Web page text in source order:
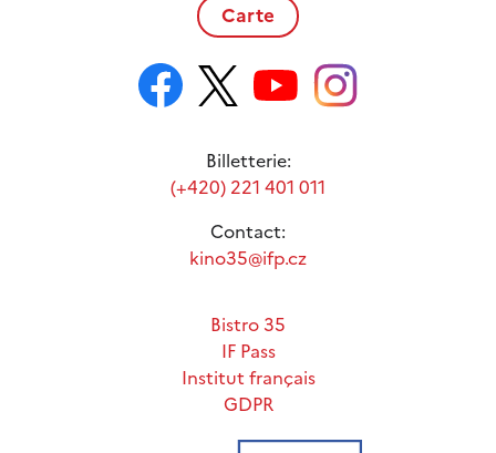
Carte
Billetterie:
(+420) 221 401 011
Contact:
kino35@ifp.cz
Bistro 35
IF Pass
Institut français
GDPR